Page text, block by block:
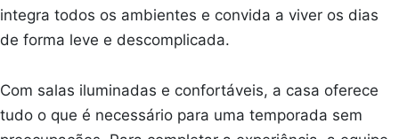
integra todos os ambientes e convida a viver os dias
de forma leve e descomplicada.
Com salas iluminadas e confortáveis, a casa oferece
tudo o que é necessário para uma temporada sem